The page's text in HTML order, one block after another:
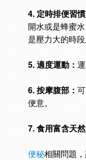
4. 定時排便習
開水或是蜂蜜
是壓力大的時段
5. 適度運動：
6. 按摩腹部：
便意。
7. 食用富含天
便秘相關問題